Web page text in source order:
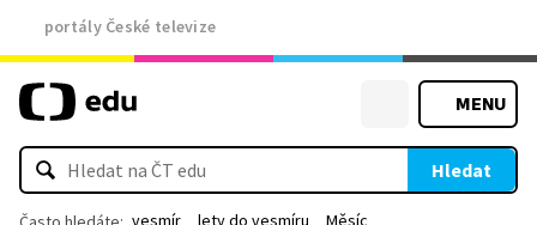
portály České televize
MENU
Hledat
vesmír lety do vesmíru Měsíc